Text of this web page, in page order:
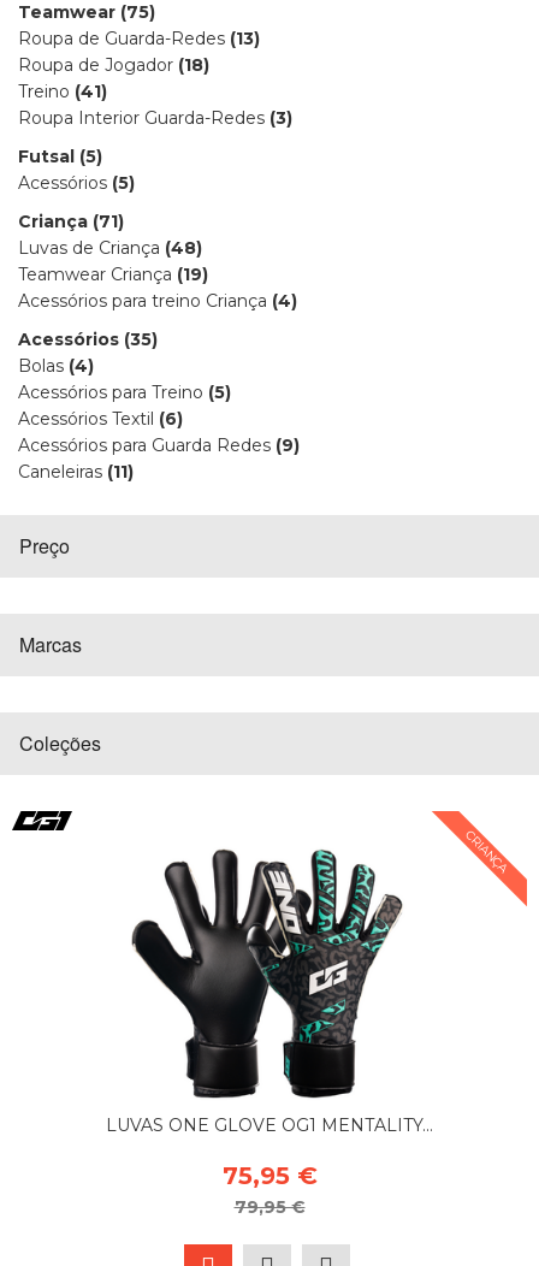
Teamwear (75)
Roupa de Guarda-Redes (13)
Roupa de Jogador (18)
Treino (41)
Roupa Interior Guarda-Redes (3)
Futsal (5)
Acessórios (5)
Criança (71)
Luvas de Criança (48)
Teamwear Criança (19)
Acessórios para treino Criança (4)
Acessórios (35)
Bolas (4)
Acessórios para Treino (5)
Acessórios Textil (6)
Acessórios para Guarda Redes (9)
Caneleiras (11)
Preço
Marcas
Coleções
CRIANÇA
LUVAS ONE GLOVE OG1 MENTALITY...
75,95 €
79,95 €